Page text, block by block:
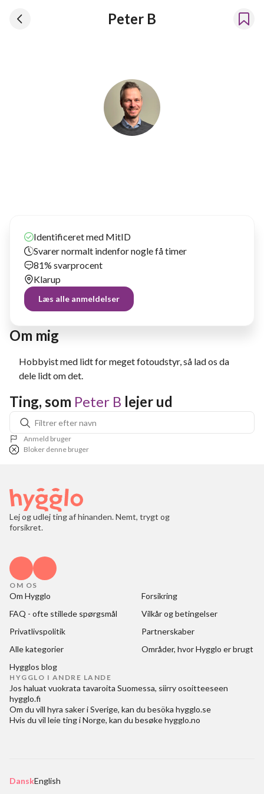
Peter B
Om mig
Hobbyist med lidt for meget fotoudstyr, så lad os da
dele lidt om det.
Identificeret med MitID
Svarer normalt indenfor nogle få timer
81% svarprocent
Klarup
Læs alle anmeldelser
Ting, som Peter B lejer ud
Anmeld bruger
Bloker denne bruger
Lej og udlej ting af hinanden. Nemt, trygt og
forsikret.
OM OS
Om Hygglo
Forsikring
FAQ - ofte stillede spørgsmål
Vilkår og betingelser
Privatlivspolitik
Partnerskaber
Alle kategorier
Områder, hvor Hygglo er brugt
Hygglos blog
HYGGLO I ANDRE LANDE
Jos haluat vuokrata tavaroita Suomessa, siirry osoitteeseen
hygglo.fi
Om du vill hyra saker i Sverige, kan du besöka hygglo.se
Hvis du vil leie ting i Norge, kan du besøkehygglo.no
DanskEnglish